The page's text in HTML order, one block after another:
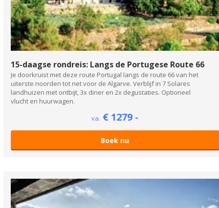
15-daagse rondreis: Langs de Portugese Route 66
Je doorkruist met deze route Portugal langs de route 66 van het
uiterste noorden tot net voor de Algarve. Verblijf in 7 Solares
landhuizen met ontbijt, 3x diner en 2x degustaties. Optioneel
vlucht en huurwagen.
va. € 1279 -
Boek nu